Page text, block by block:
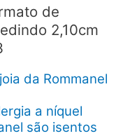
de
2,10cm
da Rommanel
a níquel
são isentos